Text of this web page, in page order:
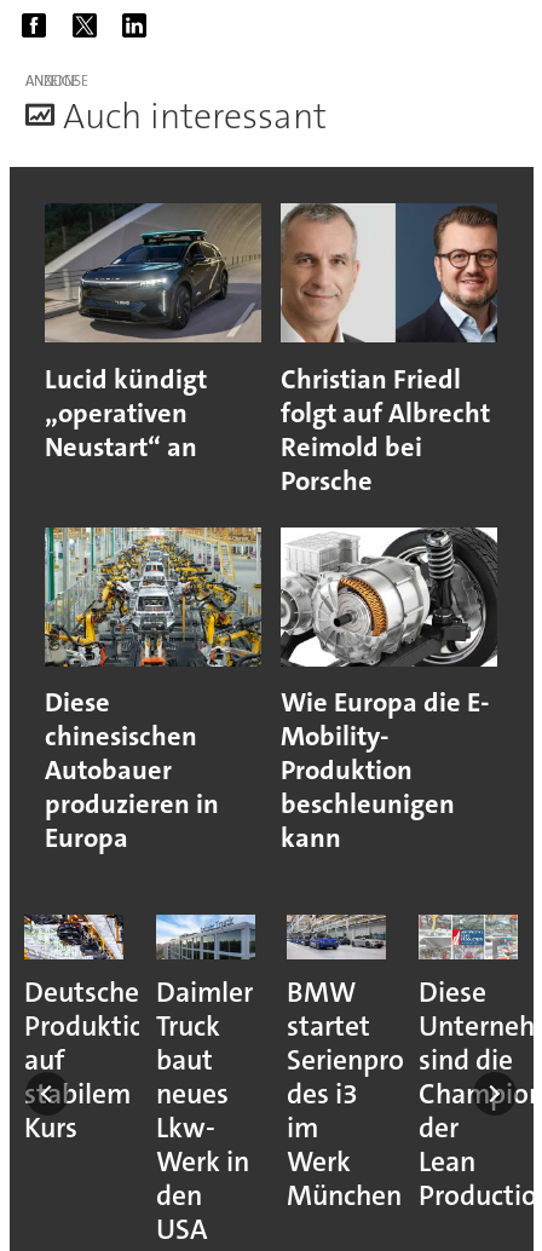
ANZEIGE
Auch interessant
Lucid kündigt
„operativen
Neustart“ an
Christian Friedl
folgt auf Albrecht
Reimold bei
Porsche
Diese
chinesischen
Autobauer
produzieren in
Europa
Wie Europa die E-
Mobility-
Produktion
beschleunigen
kann
Deutsche
Produktion
auf
stabilem
Kurs
Daimler
Truck
baut
neues
Lkw-
Werk in
den
USA
BMW
startet
Serienproduktion
des i3
im
Werk
München
Diese
sind die
der
Lean